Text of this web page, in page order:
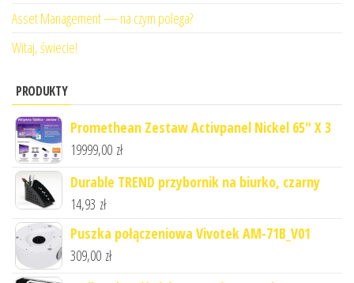
Asset Management — na czym polega?
Witaj, świecie!
PRODUKTY
Promethean Zestaw Activpanel Nickel 65" X 3
19999,00 zł
Durable TREND przybornik na biurko, czarny
14,93 zł
Puszka połączeniowa Vivotek AM-71B_V01
309,00 zł